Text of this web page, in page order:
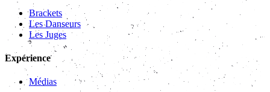
Brackets
Les Danseurs
Les Juges
Expérience
Médias